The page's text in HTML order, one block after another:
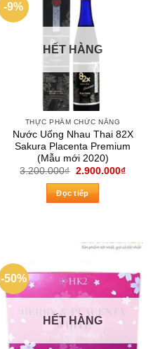
-9%
HẾT HÀNG
THỰC PHẨM CHỨC NĂNG
Nước Uống Nhau Thai 82X
Sakura Placenta Premium
(Mẫu mới 2020)
3.200.000₫ Giá
là:
3.200.000₫.
2.900.000₫Giá
Đọc tiếp
-50%
HẾT HÀNG